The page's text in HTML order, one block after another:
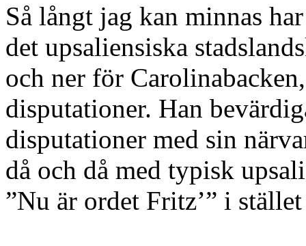
Så långt jag kan minnas
det upsaliensiska
och ner för
disputationer. Han
disputationer med sin
då och då med typisk
”Nu är ordet Fritz’” i